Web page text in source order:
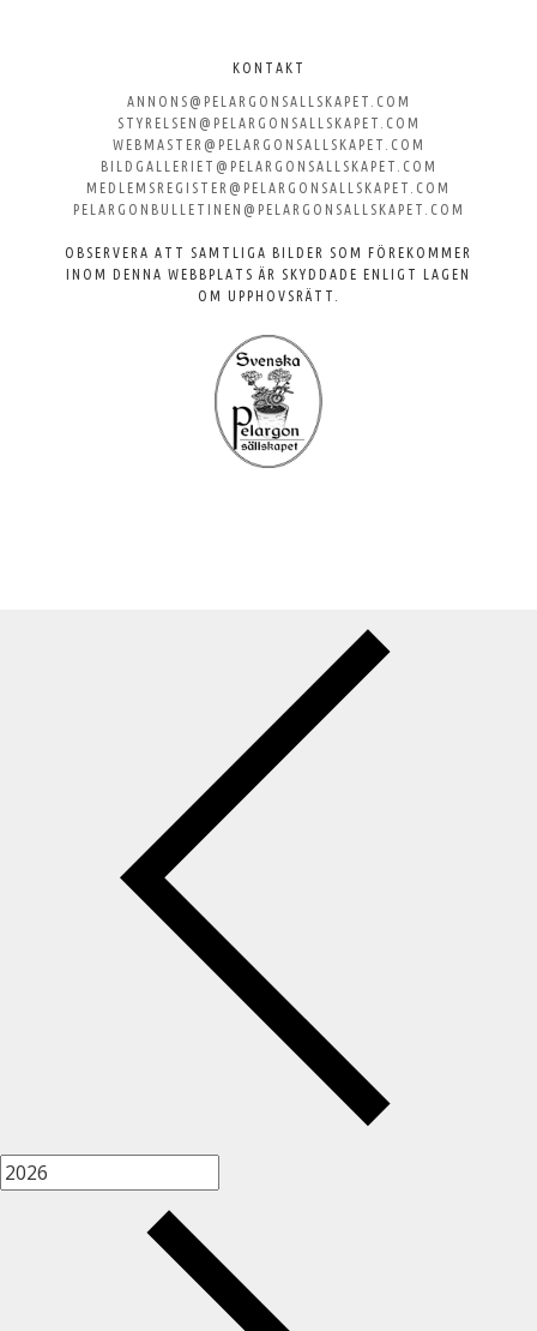
Svenska
Pelargonsällskapet
KONTAKT
ANNONS@PELARGONSALLSKAPET.COM
STYRELSEN@PELARGONSALLSKAPET.COM
WEBMASTER@PELARGONSALLSKAPET.COM
BILDGALLERIET@PELARGONSALLSKAPET.COM
MEDLEMSREGISTER@PELARGONSALLSKAPET.COM
PELARGONBULLETINEN@PELARGONSALLSKAPET.COM
OBSERVERA ATT SAMTLIGA BILDER SOM FÖREKOMMER
INOM DENNA WEBBPLATS ÄR SKYDDADE ENLIGT LAGEN
OM UPPHOVSRÄTT.